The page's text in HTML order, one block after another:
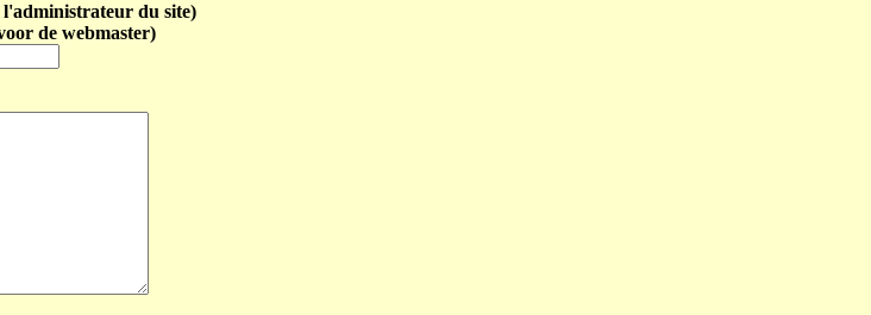
l'administrateur du site)
de webmaster)